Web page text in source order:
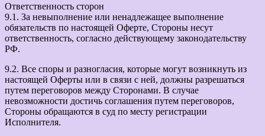
Ответственность сторон
9.1. За невыполнение или ненадлежащее выполнение
обязательств по настоящей Оферте, Стороны несут
ответственность, согласно действующему законодательству
РФ.
9.2. Все споры и разногласия, которые могут возникнуть из
настоящей Оферты или в связи с ней, должны разрешаться
путем переговоров между Сторонами. В случае
невозможности достичь соглашения путем переговоров,
Стороны обращаются в суд по месту регистрации
Исполнителя.